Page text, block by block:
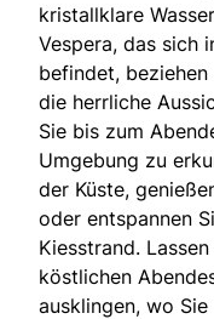
kristallklare
Vespera, das sich
befindet,
die herrliche
Sie bis zum
Umgebung zu
der Küste,
oder entspannen
Kiesstrand.
köstlichen
ausklingen, wo